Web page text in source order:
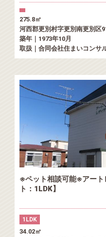
275.8㎡
河西郡更別村字更別南更別区
築年｜1973年10月
取扱｜合同会社住まいコンサ
※ペット相談可能※アート
ト：1LDK】
1LDK
34.02㎡